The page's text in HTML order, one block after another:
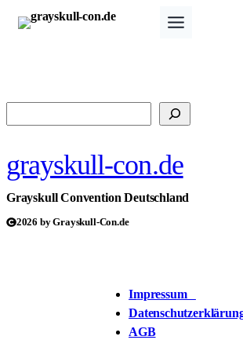
Zum
Inhalt
grayskull-con.de
Grayskull Convention Deutschland
2026 by Grayskull-Con.de
Impressum
AGB